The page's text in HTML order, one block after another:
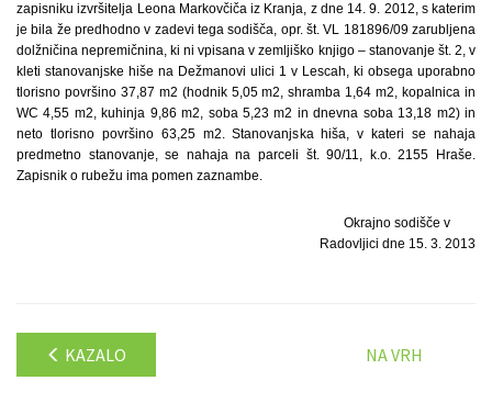
zapisniku izvršitelja Leona Markovčiča iz Kranja, z dne 14. 9. 2012, s katerim
je bila že predhodno v zadevi tega sodišča, opr. št. VL 181896/09 zarubljena
dolžničina nepremičnina, ki ni vpisana v zemljiško knjigo – stanovanje št. 2, v
kleti stanovanjske hiše na Dežmanovi ulici 1 v Lescah, ki obsega uporabno
tlorisno površino 37,87 m2 (hodnik 5,05 m2, shramba 1,64 m2, kopalnica in
WC 4,55 m2, kuhinja 9,86 m2, soba 5,23 m2 in dnevna soba 13,18 m2) in
neto tlorisno površino 63,25 m2. Stanovanjska hiša, v kateri se nahaja
predmetno stanovanje, se nahaja na parceli št. 90/11, k.o. 2155 Hraše.
Zapisnik o rubežu ima pomen zaznambe.
Okrajno sodišče v
Radovljici dne 15. 3. 2013
KAZALO NA VRH